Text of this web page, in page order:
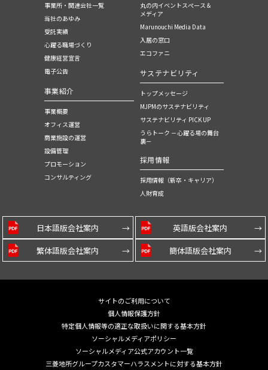
事業所・関連会社一覧
当社のあゆみ
受託実績
心躍る職場づくり
健康経営宣言
電子公告
事業紹介
事業概要
オフィス運営
商業施設の運営
設備管理
プロモーション
コンサルティング
丸の内イベントスぺース＆
メディア
Marunouchi Media Data
入居の窓口
エコファニ
サステナビリティ
トップメッセージ
MJPMのサステナビリティ
サステナビリティ PICK UP
うらトーク －心躍る場の舞台
裏－
採用情報
採用情報（新卒・キャリア）
人財育成
日本語版会社案内
英語版会社案内
繁体語版会社案内
簡体語版会社案内
サイトのご利用について
個人情報保護方針
特定個人情報等の適正な取扱いに関する基本方針
ソーシャルメディアポリシー
ソーシャルメディア公式アカウント一覧
三菱地所グループカスタマーハラスメントに対する基本方針